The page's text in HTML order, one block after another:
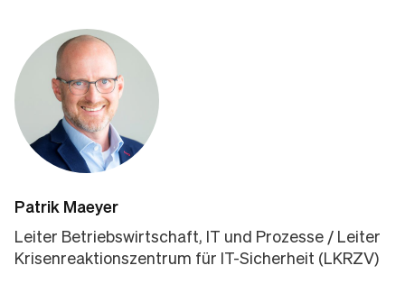
Patrik Maeyer
Leiter Betriebswirtschaft, IT und Prozesse / Leiter
Krisenreaktionszentrum für IT-Sicherheit (LKRZV)